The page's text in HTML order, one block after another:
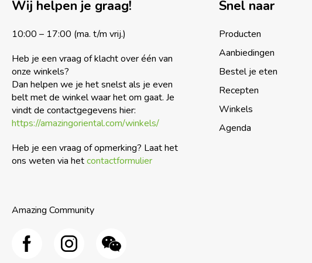
Wij helpen je graag!
10:00 – 17:00 (ma. t/m vrij.)
Heb je een vraag of klacht over één van
onze winkels?
Dan helpen we je het snelst als je even
belt met de winkel waar het om gaat. Je
vindt de contactgegevens hier:
https://amazingoriental.com/winkels/
Heb je een vraag of opmerking? Laat het
ons weten via hetcontactformulier
Amazing Community
Snel naar
Producten
Aanbiedingen
Bestel je eten
Recepten
Winkels
Agenda